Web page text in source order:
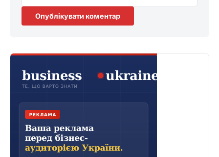
Опублікувати коментар